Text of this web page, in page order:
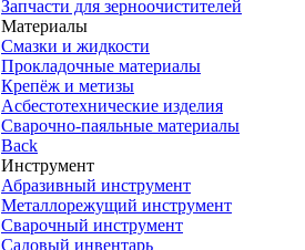
Запчасти для зерноочистителей
Материалы
Смазки и жидкости
Прокладочные материалы
Крепёж и метизы
Асбестотехнические изделия
Сварочно-паяльные материалы
Back
Инструмент
Абразивный инструмент
Металлорежущий инструмент
Сварочный инструмент
Садовый инвентарь